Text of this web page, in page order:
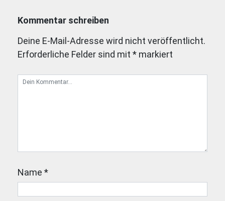
Kommentar schreiben
Deine E-Mail-Adresse wird nicht veröffentlicht.
Erforderliche Felder sind mit * markiert
Name *